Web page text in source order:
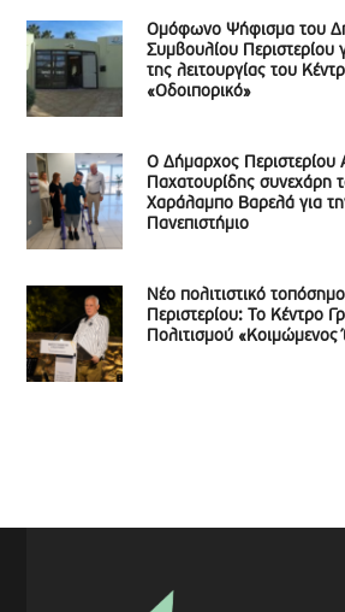
Ομόφωνο Ψήφισμα του
Συμβουλίου Περιστερίου
της λειτουργίας του
«Οδοιπορικό»
Ο Δήμαρχος Περιστερίου
Παχατουρίδης συνεχάρη
Χαράλαμπο Βαρελά για
Πανεπιστήμιο
Νέο πολιτιστικό
Περιστερίου: Το Κέντρο
Πολιτισμού